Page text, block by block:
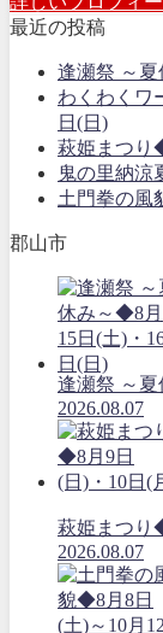
最近の投稿
逢瀬祭 ～
わくわくワ
日(日)
萩姫まつり
鬼の里納涼
土門拳の風
郡山市
逢瀬祭 ～
2026.08.07
萩姫まつり
2026.08.07